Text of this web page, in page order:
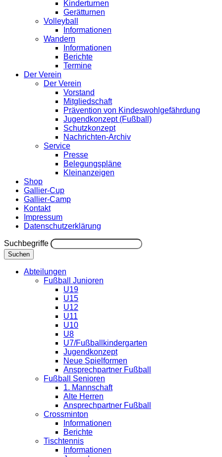
Kinderturnen
Gerätturnen
Volleyball
Informationen
Wandern
Informationen
Berichte
Termine
Der Verein
Der Verein
Vorstand
Mitgliedschaft
Prävention von Kindeswohlgefährdung
Jugendkonzept (Fußball)
Schutzkonzept
Nachrichten-Archiv
Service
Presse
Belegungspläne
Kleinanzeigen
Shop
Gallier-Cup
Gallier-Camp
Kontakt
Impressum
Datenschutzerklärung
Suchbegriffe
Suchen
Abteilungen
Fußball Junioren
U19
U15
U12
U11
U10
U8
U7/Fußballkindergarten
Jugendkonzept
Neue Spielformen
Ansprechpartner Fußball
Fußball Senioren
1. Mannschaft
Alte Herren
Ansprechpartner Fußball
Crossminton
Informationen
Berichte
Tischtennis
Informationen